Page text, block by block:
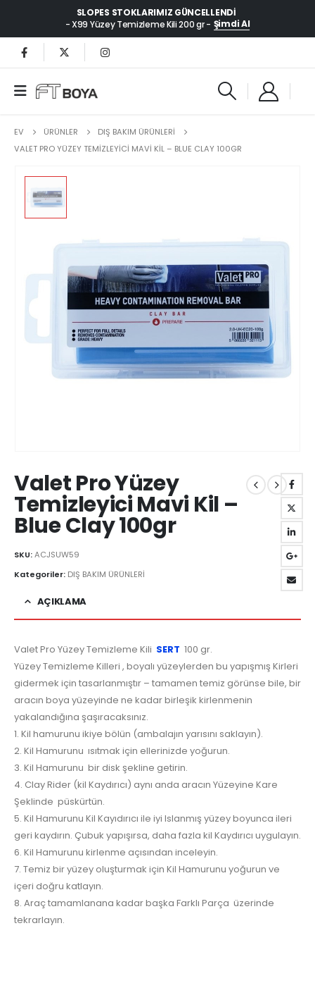
SLOPES STOKLARIMIZ GÜNCELLENDI
- X99 Yüzey Temizleme Kili 200 gr - Şimdi Al
EV ÜRÜNLER
DIŞ BAKIM ÜRÜNLERİ
VALET PRO YÜZEY TEMIZLEYICI MAVI KIL – BLUE CLAY 100GR
Valet Pro Yüzey
Temizleyici Mavi Kil –
Blue Clay 100gr
SKU:ACJSUW59
Kategoriler: DIŞ BAKIM ÜRÜNLERİ
AÇIKLAMA
Valet Pro Yüzey Temizleme Kili SERT 100 gr.
Yüzey Temizleme Killeri , boyalı yüzeylerden bu yapışmış Kirleri
gidermek için tasarlanmıştır – tamamen temiz görünse bile, bir
aracın boya yüzeyinde ne kadar birleşik kirlenmenin
yakalandığına şaşıracaksınız.
1. Kil hamurunu ikiye bölün (ambalajın yarısını saklayın).
2. Kil Hamurunu ısıtmak için ellerinizde yoğurun.
3. Kil Hamurunu bir disk şekline getirin.
4. Clay Rider (kil Kaydırıcı) aynı anda aracın Yüzeyine Kare
Şeklinde püskürtün.
5. Kil Hamurunu Kil Kayıdırıcı ile iyi Islanmış yüzey boyunca ileri
geri kaydırın. Çubuk yapışırsa, daha fazla kil Kaydırıcı uygulayın.
6. Kil Hamurunu kirlenme açısından inceleyin.
7. Temiz bir yüzey oluşturmak için Kil Hamurunu yoğurun ve
içeri doğru katlayın.
8. Araç tamamlanana kadar başka Farklı Parça üzerinde
tekrarlayın.